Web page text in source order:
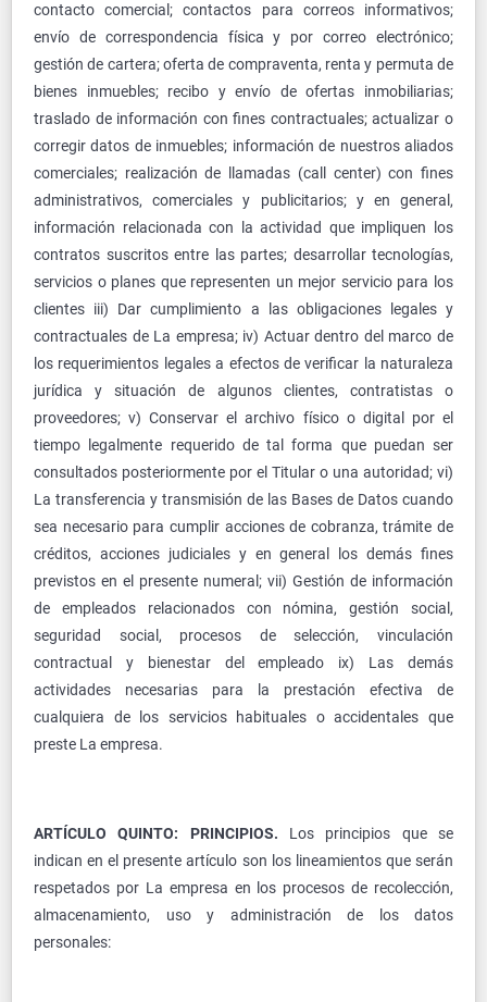
contacto comercial; contactos para correos informativos;
envío de correspondencia física y por correo electrónico;
gestión de cartera; oferta de compraventa, renta y permuta de
bienes inmuebles; recibo y envío de ofertas inmobiliarias;
traslado de información con fines contractuales; actualizar o
corregir datos de inmuebles; información de nuestros aliados
comerciales; realización de llamadas (call center) con fines
administrativos, comerciales y publicitarios; y en general,
información relacionada con la actividad que impliquen los
contratos suscritos entre las partes; desarrollar tecnologías,
servicios o planes que representen un mejor servicio para los
clientes iii) Dar cumplimiento a las obligaciones legales y
contractuales de La empresa; iv) Actuar dentro del marco de
los requerimientos legales a efectos de verificar la naturaleza
jurídica y situación de algunos clientes, contratistas o
proveedores; v) Conservar el archivo físico o digital por el
tiempo legalmente requerido de tal forma que puedan ser
consultados posteriormente por el Titular o una autoridad; vi)
La transferencia y transmisión de las Bases de Datos cuando
sea necesario para cumplir acciones de cobranza, trámite de
créditos, acciones judiciales y en general los demás fines
previstos en el presente numeral; vii) Gestión de información
de empleados relacionados con nómina, gestión social,
seguridad social, procesos de selección, vinculación
contractual y bienestar del empleado ix) Las demás
actividades necesarias para la prestación efectiva de
cualquiera de los servicios habituales o accidentales que
preste La empresa.
ARTÍCULO QUINTO: PRINCIPIOS. Los principios que se
indican en el presente artículo son los lineamientos que serán
respetados por La empresa en los procesos de recolección,
almacenamiento, uso y administración de los datos
personales: